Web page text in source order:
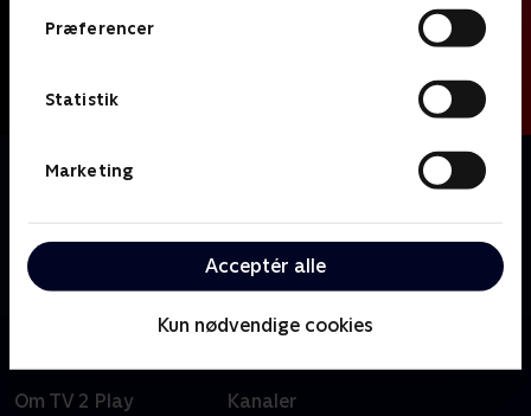
Præferencer
Statistik
Marketing
Acceptér alle
Kun nødvendige cookies
Om The Hunting Party
Et lille hold efterforskere er samlet for at opspore og
og som alle er flygtet fra et fængsel så hemmeligt, at
det officielt ikke eksisterer.
Om TV 2 Play Kanaler